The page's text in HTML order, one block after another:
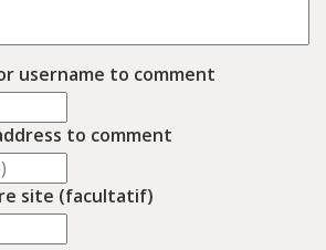
username to comment
to comment
site (facultatif)